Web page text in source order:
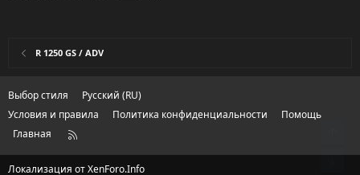
R 1250 GS / ADV
Выбор стиля
Русский (RU)
Условия и правила
Политика конфиденциальности
Помощь
Главная
R
Локализация отXenForo.Info